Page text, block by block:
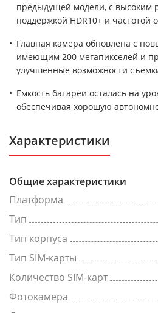
предыдущей модели, с высоким
поддержкой HDR10+ и частотой
Главная камера обновлена с
имеющим 200 мегапикселей и
улучшенные возможности
Емкость батареи осталась на
обеспечивая хорошую
Характеристики
Общие характеристики
Платформа
Тип
Тип корпуса
Тип SIM-карты
Количество SIM-карт
Фотокамера